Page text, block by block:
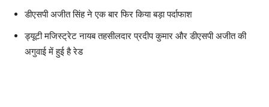
डीएसपी अजीत सिंह ने एक बार फिर किया बड़ा पर्दाफाश
ड्यूटी मजिस्ट्रेट नायब तहसीलदार प्रदीप कुमार और डीएसपी अजीत की
अगुवाई में हुई है रेड